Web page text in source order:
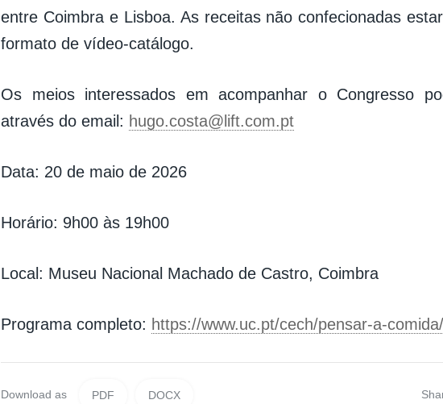
entre Coimbra e Lisboa. As receitas não confecionadas
formato de vídeo-catálogo.
Os meios interessados em acompanhar o Congresso
através do email: hugo.costa@lift.com.pt
Data: 20 de maio de 2026
Horário: 9h00 às 19h00
Local: Museu Nacional Machado de Castro, Coimbra
Programa completo: https://www.uc.pt/cech/pensar-a-
Download as PDF DOCX